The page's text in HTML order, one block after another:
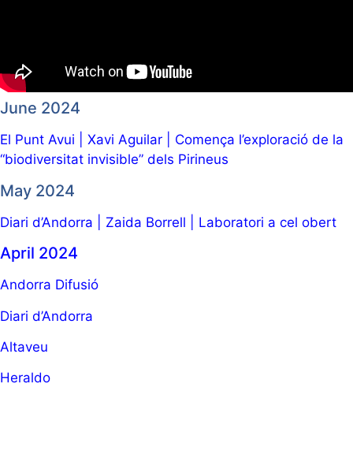
June 2024
El Punt Avui | Xavi Aguilar |
Comença l’exploració de la
“biodiversitat invisible” dels Pirineus
May 2024
Diari d’Andorra | Zaida Borrell | Laboratori a cel obert
April 2024
Andorra Difusió
Diari d’Andorra
Altaveu
Heraldo